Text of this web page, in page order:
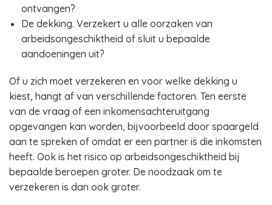
ontvangen?
De dekking. Verzekert u alle oorzaken van
arbeidsongeschiktheid of sluit u bepaalde
aandoeningen uit?
Of u zich moet verzekeren en voor welke dekking u
kiest, hangt af van verschillende factoren. Ten eerste
van de vraag of een inkomensachteruitgang
opgevangen kan worden, bijvoorbeeld door spaargeld
aan te spreken of omdat er een partner is die inkomsten
heeft. Ook is het risico op arbeidsongeschiktheid bij
bepaalde beroepen groter. De noodzaak om te
verzekeren is dan ook groter.